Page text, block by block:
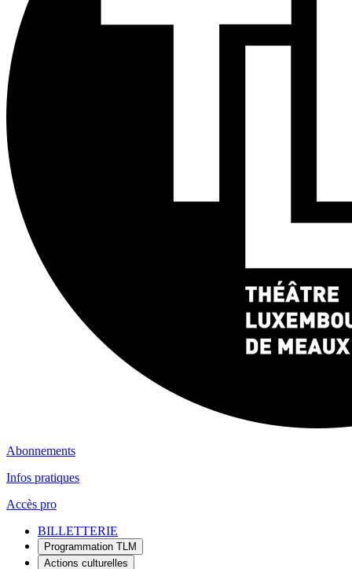
Abonnements
Infos pratiques
Accès pro
BILLETTERIE
Programmation TLM
Actions culturelles